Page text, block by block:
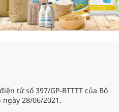
tử số 397/GP-BTTTT của Bộ
28/06/2021.